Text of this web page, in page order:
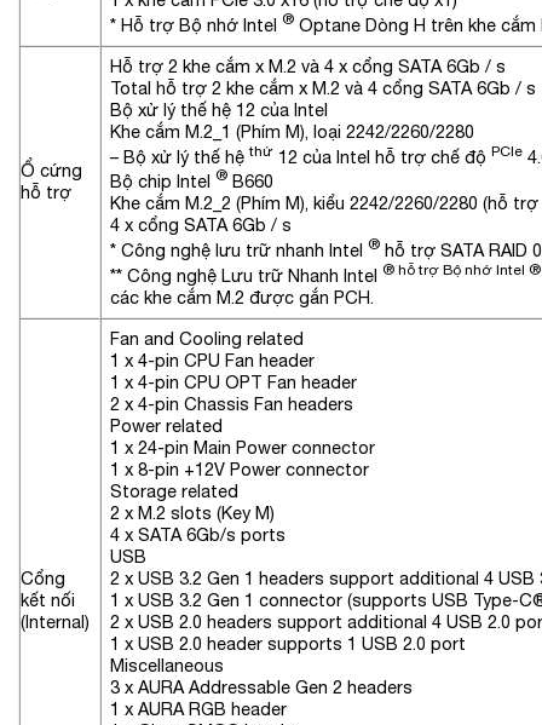
* Hỗ trợ Bộ nhớ Intel® Optane Dòng H trên khe cắm
Ổ cứng
hỗ trợ
Hỗ trợ 2 khe cắm x M.2 và 4 x cổng SATA 6Gb / s
Total hỗ trợ 2 khe cắm x M.2 và 4 cổng SATA 6Gb / s
Bộ xử lý thế hệ 12 của Intel
Khe cắm M.2_1 (Phím M), loại 2242/2260/2280
– Bộ xử lý thế hệthứ 12 của Intel hỗ trợ chế độPCIe
Bộ chip Intel® B660
Khe cắm M.2_2 (Phím M), kiểu 2242/2260/2280 (hỗ
4 x cổng SATA 6Gb / s
* Công nghệ lưu trữ nhanh Intel® hỗ trợ SATA RAID
** Công nghệ Lưu trữ Nhanh Intel® hỗ trợ Bộ nhớ Intel®
các khe cắm M.2 được gắn PCH.
Cổng
kết nối
(Internal)
Fan and Cooling related
1 x 4-pin CPU Fan header
1 x 4-pin CPU OPT Fan header
2 x 4-pin Chassis Fan headers
Power related
1 x 24-pin Main Power connector
1 x 8-pin +12V Power connector
Storage related
2 x M.2 slots (Key M)
4 x SATA 6Gb/s ports
USB
2 x USB 3.2 Gen 1 headers support additional 4 USB
1 x USB 3.2 Gen 1 connector (supports USB Type-
2 x USB 2.0 headers support additional 4 USB 2.0
1 x USB 2.0 header supports 1 USB 2.0 port
Miscellaneous
3 x AURA Addressable Gen 2 headers
1 x AURA RGB header